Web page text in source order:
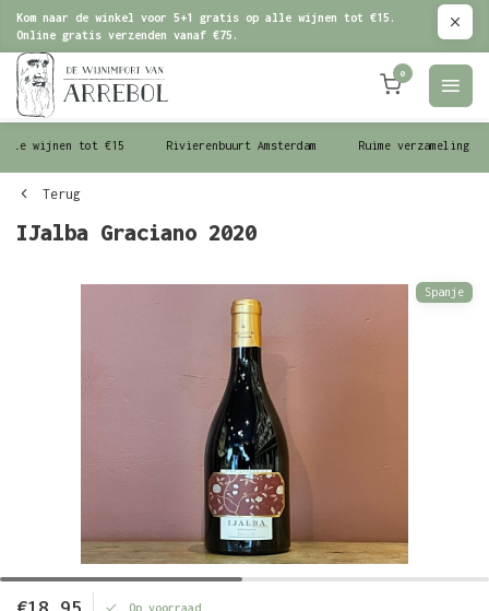
Kom naar de winkel voor 5+1 gratis op alle wijnen tot €15.
Online gratis verzenden vanaf €75.
0
wijnen tot €15 Rivierenbuurt Amsterdam Ruime verzameling
Terug
IJalba Graciano 2020
Spanje
Op voorraad